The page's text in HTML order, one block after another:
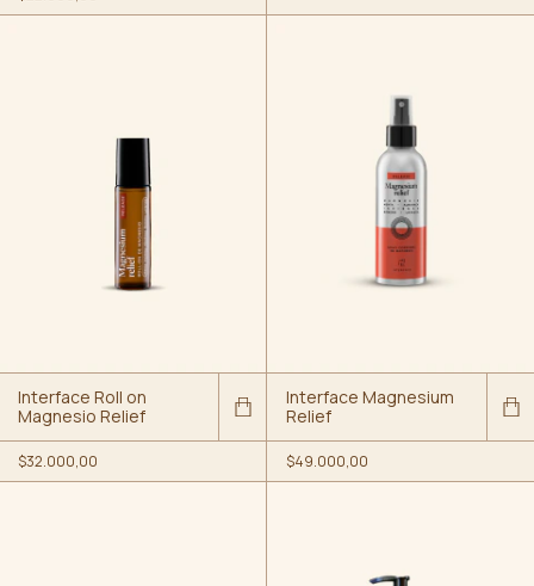
Interface Roll on
Magnesio Relief
$32.000,00
Interface Magnesium
Relief
$49.000,00